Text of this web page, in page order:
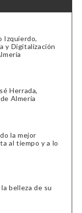
Izquierdo,
y Digitalización
Herrada,
Almería
la mejor
al tiempo y a lo
belleza de su